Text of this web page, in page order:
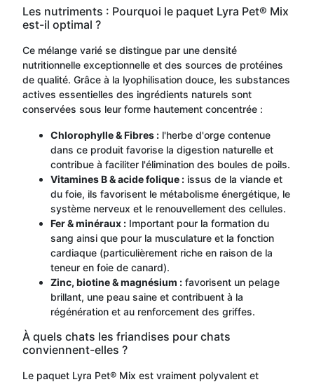
Les nutriments : Pourquoi le paquet Lyra Pet® Mix
est-il optimal ?
Ce mélange varié se distingue par une densité
nutritionnelle exceptionnelle et des sources de protéines
de qualité. Grâce à la lyophilisation douce, les substances
actives essentielles des ingrédients naturels sont
conservées sous leur forme hautement concentrée :
Chlorophylle & Fibres : l'herbe d'orge contenue
dans ce produit favorise la digestion naturelle et
contribue à faciliter l'élimination des boules de poils.
Vitamines B & acide folique : issus de la viande et
du foie, ils favorisent le métabolisme énergétique, le
système nerveux et le renouvellement des cellules.
Fer & minéraux : Important pour la formation du
sang ainsi que pour la musculature et la fonction
cardiaque (particulièrement riche en raison de la
teneur en foie de canard).
Zinc, biotine & magnésium : favorisent un pelage
brillant, une peau saine et contribuent à la
régénération et au renforcement des griffes.
À quels chats les friandises pour chats
conviennent-elles ?
Le paquet Lyra Pet® Mix est vraiment polyvalent et